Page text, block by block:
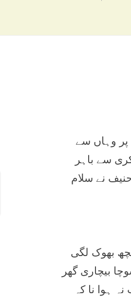
وہاں سے
سے باہر
نے سلام
بھوک لگی
بیچاری گھر
ہوا نا کہ